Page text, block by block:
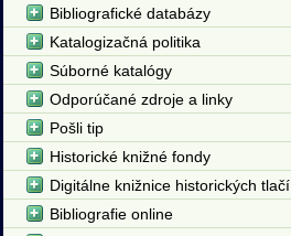
Bibliografické databázy
Katalogizačná politika
Súborné katalógy
Odporúčané zdroje a linky
Pošli tip
Historické knižné fondy
Digitálne knižnice historických tlačí
Bibliografie online